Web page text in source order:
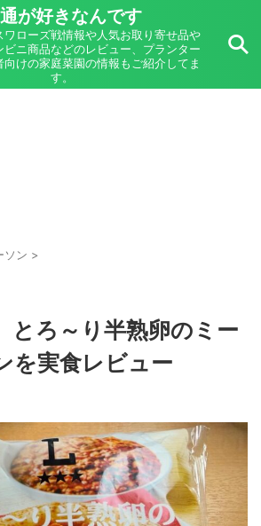
が好きなんです
ワローズ戦情報や人気お取り寄せ品や
ビニ商品などのレビュー、プランター
けの家庭菜園の情報もご紹介してま
す。
ソン >
とろ～り半熟卵のミー
を実食レビュー